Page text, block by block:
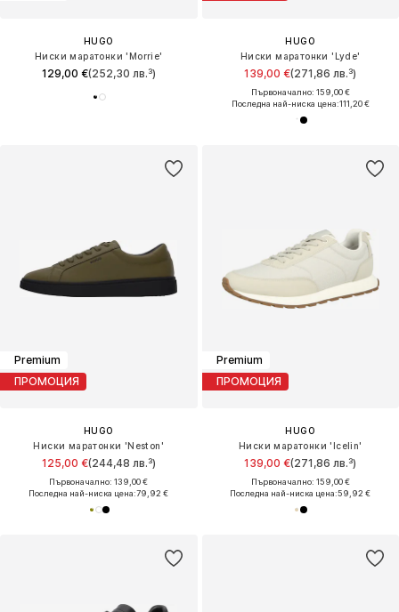
HUGO
Ниски маратонки 'Morrie'
129,00 €(252,30 лв.³)
HUGO
Ниски маратонки 'Lyde'
139,00 €(271,86 лв.³)
Първоначално: 159,00 €
Последна най-ниска цена:111,20 €
Premium
ПРОМОЦИЯ
HUGO
Ниски маратонки 'Neston'
125,00 €(244,48 лв.³)
Първоначално: 139,00 €
Последна най-ниска цена:79,92 €
Premium
ПРОМОЦИЯ
HUGO
Ниски маратонки 'Icelin'
139,00 €(271,86 лв.³)
Първоначално: 159,00 €
Последна най-ниска цена:59,92 €